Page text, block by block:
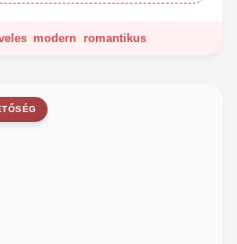
modern romantikus